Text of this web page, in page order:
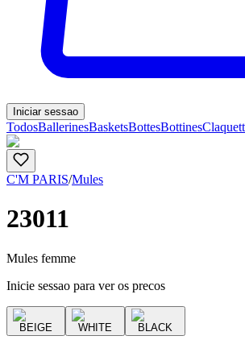
Iniciar sessao
TodosBallerinesBasketsBottesBottines
C'M PARIS/Mules
23011
Mules femme
Inicie sessao para ver os precos
BEIGE WHITE BLACK